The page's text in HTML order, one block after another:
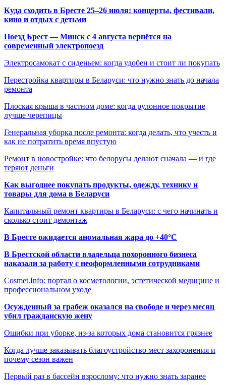
Куда сходить в Бресте 25–26 июля: концерты, фестивали,
кино и отдых с детьми
Поезд Брест — Минск с 4 августа вернётся на
современный электропоезд
Электросамокат с сиденьем: когда удобен и стоит ли покупать
Перестройка квартиры в Беларуси: что нужно знать до начала
ремонта
Плоская крыша в частном доме: когда рулонное покрытие
лучше черепицы
Генеральная уборка после ремонта: когда делать, что учесть и
как не потратить время впустую
Ремонт в новостройке: что белорусы делают сначала — и где
теряют деньги
Как выгоднее покупать продукты, одежду, технику и
товары для дома в Беларуси
Капитальный ремонт квартиры в Беларуси: с чего начинать и
сколько стоит демонтаж
В Бресте ожидается аномальная жара до +40°C
В Брестской области владельца похоронного бизнеса
наказали за работу с неоформленными сотрудниками
Cosmet.Info: портал о косметологии, эстетической медицине и
профессиональном уходе
Осужденный за грабеж оказался на свободе и через месяц
убил гражданскую жену
Ошибки при уборке, из-за которых дома становится грязнее
Когда лучше заказывать благоустройство мест захоронения и
почему сезон важен
Первый раз в бассейн взрослому: что нужно знать заранее